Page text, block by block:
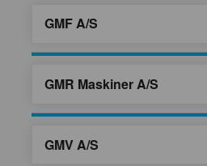
GMF A/S
GMR Maskiner A/S
GMV A/S